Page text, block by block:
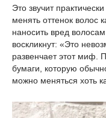
Это звучит
менять оттенок волос
наносить вред
воскликнут: «Это
развенчает этот миф.
бумаги, которую
можно меняться хоть